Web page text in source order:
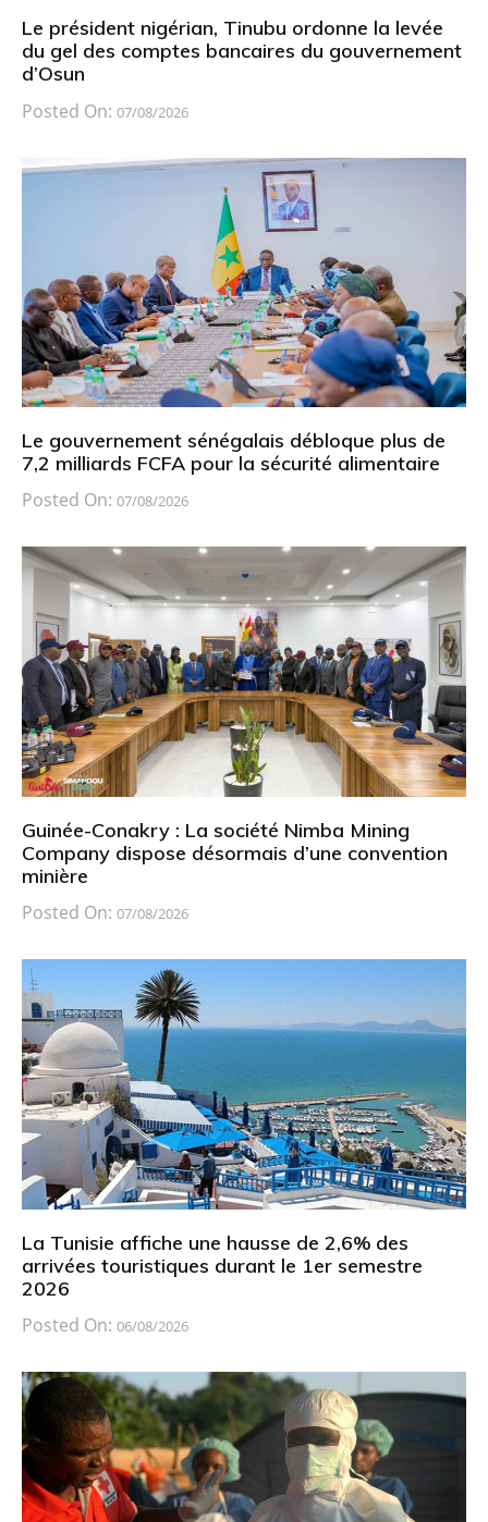
Le président nigérian, Tinubu ordonne la levée
du gel des comptes bancaires du gouvernement
d’Osun
Posted On: 07/08/2026
Le gouvernement sénégalais débloque plus de
7,2 milliards FCFA pour la sécurité alimentaire
Posted On: 07/08/2026
Guinée-Conakry : La société Nimba Mining
Company dispose désormais d’une convention
minière
Posted On: 07/08/2026
La Tunisie affiche une hausse de 2,6% des
arrivées touristiques durant le 1er semestre
2026
Posted On: 06/08/2026